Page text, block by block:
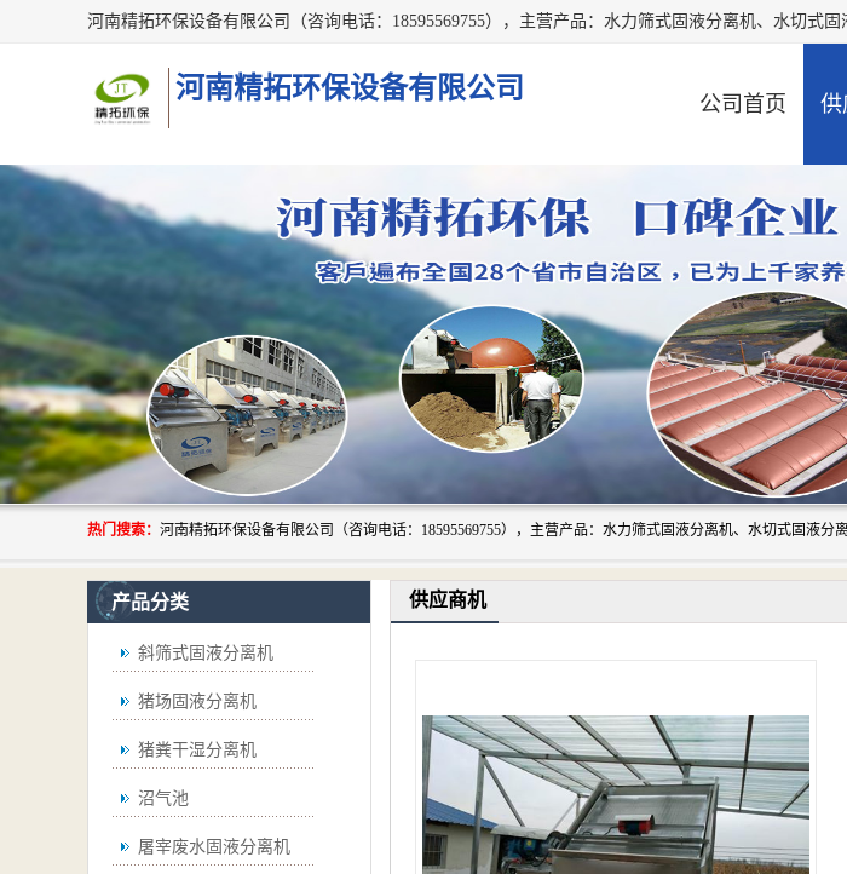
河南精拓环保设备有限公司 公司首页 供
热门搜索：
产品分类
斜筛式固液分离机
猪场固液分离机
猪粪干湿分离机
沼气池
屠宰废水固液分离机
供应商机